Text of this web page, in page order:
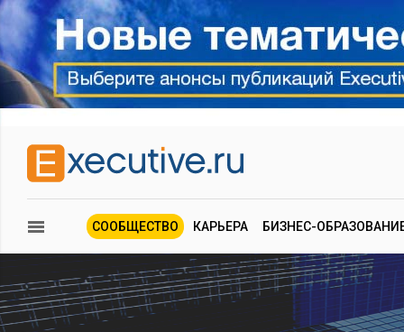
СООБЩЕСТВО КАРЬЕРА БИЗНЕС-